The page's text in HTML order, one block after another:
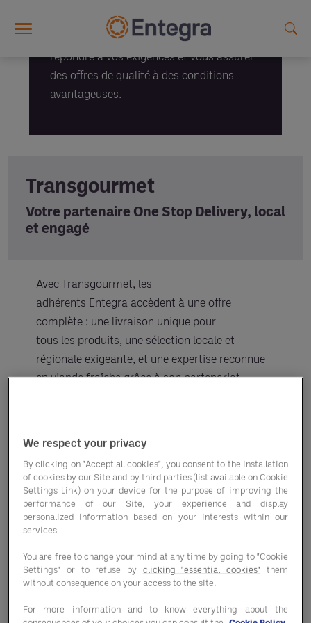
Nos fournisseurs
De vrais partenaires, sélectionnés pour
répondre à vos exigences et vous assurer
des offres de qualité à des conditions
avantageuses.
Transgourmet
Votre partenaire One Stop Delivery, local
et engagé
Avec Transgourmet, les
adhérents Entegra accèdent à une offre
complète : une livraison unique pour
tous les produits, une sélection locale et
régionale exigeante, et une expertise reconnue
en viande fraîche grâce à son partenariat
Une livraison
unique pour
tous les besoins
Transgourmet simplifie
l’approvisionnement
des professionnels de
la restauration.
Viandes fraîches,
légumes frais, produits
d’épicerie, surgelés, non
d’hygiène : tous vos
We respect your privacy
By clicking on "Accept all cookies", you consent to the installation
of cookies by our Site and by third parties (list available on Cookie
Settings Link) on your device for the purpose of improving the
performance of our Site, your experience and display
personalized information based on your interests within our
services
You are free to change your mind at any time by going to "Cookie
Settings" or to refuse by clicking "essential cookies" them
without consequence on your access to the site.
For more information and to know everything about the